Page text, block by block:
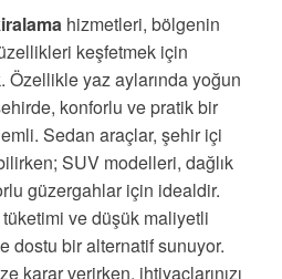
hizmetleri, bölgenin
keşfetmek için
Özellikle yaz aylarında yoğun
konforlu ve pratik bir
Sedan araçlar, şehir içi
SUV modelleri, dağlık
güzergahlar için idealdir.
tüketimi ve düşük maliyetli
dostu bir alternatif sunuyor.
karar verirken, ihtiyaçlarınızı